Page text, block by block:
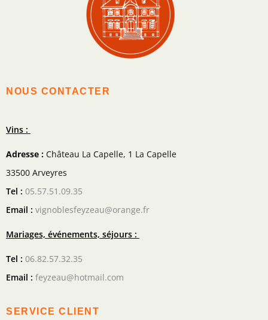
NOUS CONTACTER
Vins :
Adresse : Château La Capelle, 1 La Capelle
33500 Arveyres
Tel : 05.57.51.09.35
Email : vignoblesfeyzeau@orange.fr
Mariages, événements, séjours :
Tel : 06.82.57.32.35
Email : feyzeau@hotmail.com
SERVICE CLIENT